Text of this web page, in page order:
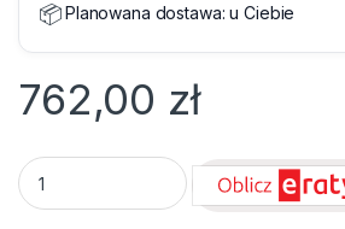
📦Planowana dostawa:u Ciebie
762,00 zł
Router MikroTik CRS326-24G-2S+IN